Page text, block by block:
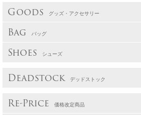
Goods グッズ・アクセサリー
Bag バッグ
Shoes シューズ
Deadstock デッドストック
Re-Price 価格改定商品